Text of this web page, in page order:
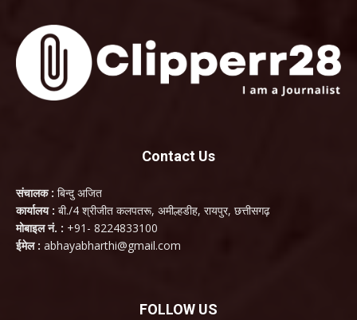
Contact Us
संचालक : बिन्दु अजित
कार्यालय : बी./4 श्रीजीत कलपतरू, अमील्हडीह, रायपुर, छत्तीसगढ़
मोबाइल नं. : +91- 8224833100
ईमेल : abhayabharthi@gmail.com
FOLLOW US